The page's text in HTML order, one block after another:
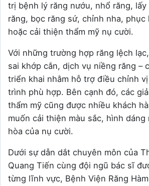
trị bệnh lý răng nướu, nhổ răng, lấy
răng, bọc răng sứ, chỉnh nha, phục
hoặc cải thiện thẩm mỹ nụ cười.
Với những trường hợp răng lệch
sai khớp cắn, dịch vụ niềng răng –
triển khai nhằm hỗ trợ điều chỉnh
trình phù hợp. Bên cạnh đó, các
thẩm mỹ cũng được nhiều khách
muốn cải thiện màu sắc, hình dáng
hòa của nụ cười.
Dưới sự dẫn dắt chuyên môn của
Quang Tiến cùng đội ngũ bác sĩ
từng lĩnh vực, Bệnh Viện Răng